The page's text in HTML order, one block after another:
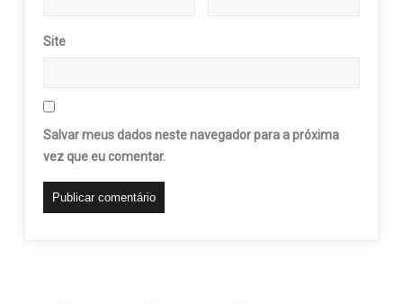
Site
Salvar meus dados neste navegador para a próxima
vez que eu comentar.